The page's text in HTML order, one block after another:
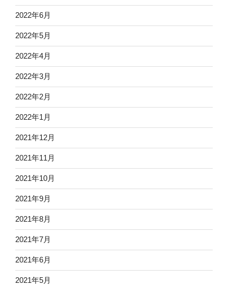
2022年6月
2022年5月
2022年4月
2022年3月
2022年2月
2022年1月
2021年12月
2021年11月
2021年10月
2021年9月
2021年8月
2021年7月
2021年6月
2021年5月